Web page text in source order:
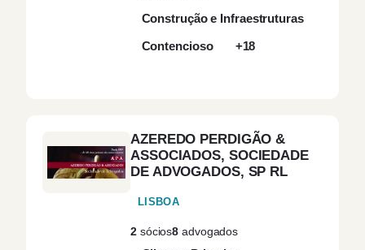
Construção e Infraestruturas
Contencioso
+18
AZEREDO PERDIGÃO &
ASSOCIADOS, SOCIEDADE
DE ADVOGADOS, SP RL
LISBOA
2sócios8 advogados